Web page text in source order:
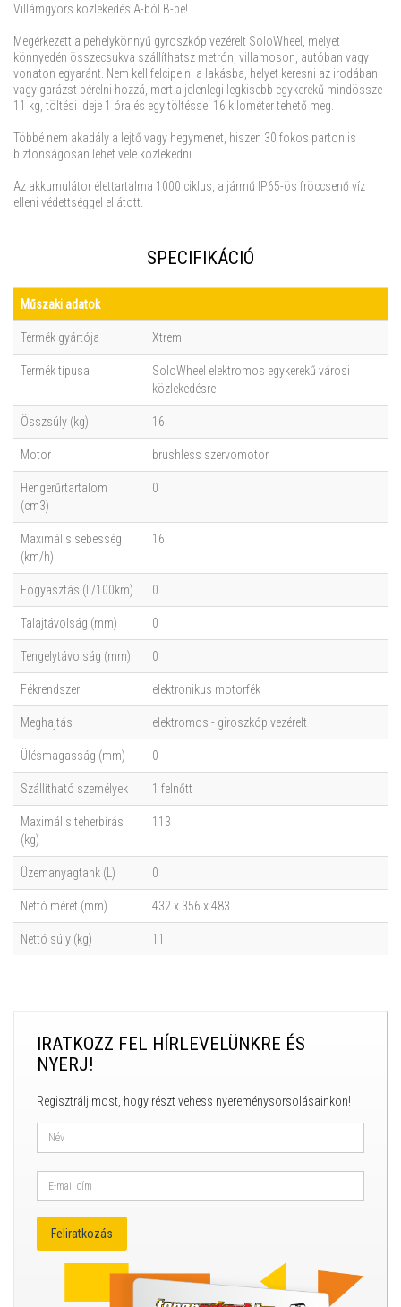
Villámgyors közlekedés A-ból B-be!
Megérkezett a pehelykönnyű gyroszkóp vezérelt SoloWheel, melyet
könnyedén összecsukva szállíthatsz metrón, villamoson, autóban vagy
vonaton egyaránt. Nem kell felcipelni a lakásba, helyet keresni az irodában
vagy garázst bérelni hozzá, mert a jelenlegi legkisebb egykerekű mindössze
11 kg, töltési ideje 1 óra és egy töltéssel 16 kilométer tehető meg.
Többé nem akadály a lejtő vagy hegymenet, hiszen 30 fokos parton is
biztonságosan lehet vele közlekedni.
Az akkumulátor élettartalma 1000 ciklus, a jármű IP65-ös fröccsenő víz
elleni védettséggel ellátott.
SPECIFIKÁCIÓ
Műszaki adatok
Termék gyártója Xtrem
Termék típusa
SoloWheel elektromos egykerekű városi
közlekedésre
Összsúly (kg) 16
Motor brushless szervomotor
Hengerűrtartalom
(cm3)
0
Maximális sebesség
(km/h)
16
Fogyasztás (L/100km) 0
Talajtávolság (mm) 0
Tengelytávolság (mm) 0
Fékrendszer elektronikus motorfék
Meghajtás elektromos - giroszkóp vezérelt
Ülésmagasság (mm) 0
Szállítható személyek 1 felnőtt
Maximális teherbírás
(kg)
113
Üzemanyagtank (L) 0
Nettó méret (mm) 432 x 356 x 483
Nettó súly (kg) 11
IRATKOZZ FEL HÍRLEVELÜNKRE ÉS
NYERJ!
Regisztrálj most, hogy részt vehess nyereménysorsolásainkon!